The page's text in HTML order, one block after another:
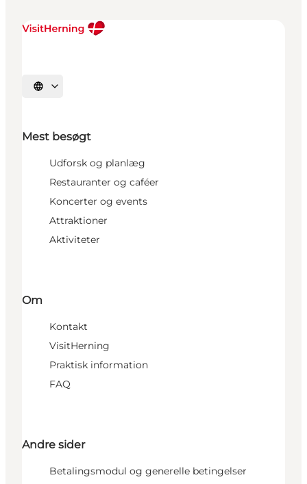
Vælg sprog
Mest besøgt
Udforsk og planlæg
Restauranter og caféer
Koncerter og events
Attraktioner
Aktiviteter
Om
Kontakt
VisitHerning
Praktisk information
FAQ
Andre sider
Betalingsmodul og generelle betingelser